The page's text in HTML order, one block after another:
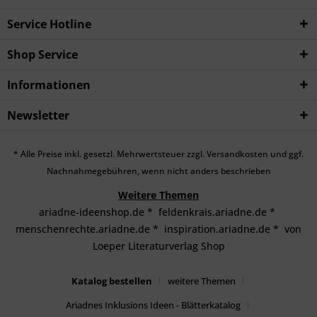
Service Hotline
Shop Service
Informationen
Newsletter
* Alle Preise inkl. gesetzl. Mehrwertsteuer zzgl. Versandkosten und ggf.
Nachnahmegebühren, wenn nicht anders beschrieben
Weitere Themen
ariadne-ideenshop.de * feldenkrais.ariadne.de *
menschenrechte.ariadne.de * inspiration.ariadne.de * von
Loeper Literaturverlag Shop
Katalog bestellen
weitere Themen
Ariadnes Inklusions Ideen - Blätterkatalog